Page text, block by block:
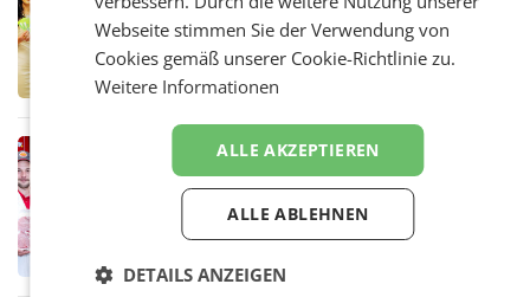
Müller informieren am POS über
Kreislauffähigkeit
Über den gesamten August hinweg rücken die
Altstoff Recycling Austria AG (ARA) und der
Handelskonzern Müller die Initiative
Müller-Filialen
Penny modernisiert zwei Filialen in
Ober- und Niederösterreich
WIENER NEUDORF. – Im Rahmen einer
laufenden Modernisierungsoffensive
erneuert Penny zwei Filialen in Nieder- und
Oberösterreich. Die beiden Standorte liegen
Webseite stimmen Sie der Verwendung von
Cookies gemäß unserer Cookie-Richtlinie zu.
Weitere Informationen
ALLE AKZEPTIEREN
ALLE ABLEHNEN
DETAILS ANZEIGEN